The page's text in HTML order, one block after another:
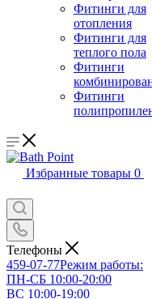
Фитинги для
отопления
Фитинги для
теплого пола
Фитинги
Фитинги
Избранные товары 0
Телефоны
459-07-77Режим работы:
ПН-СБ 10:00-20:00
ВС 10:00-19:00